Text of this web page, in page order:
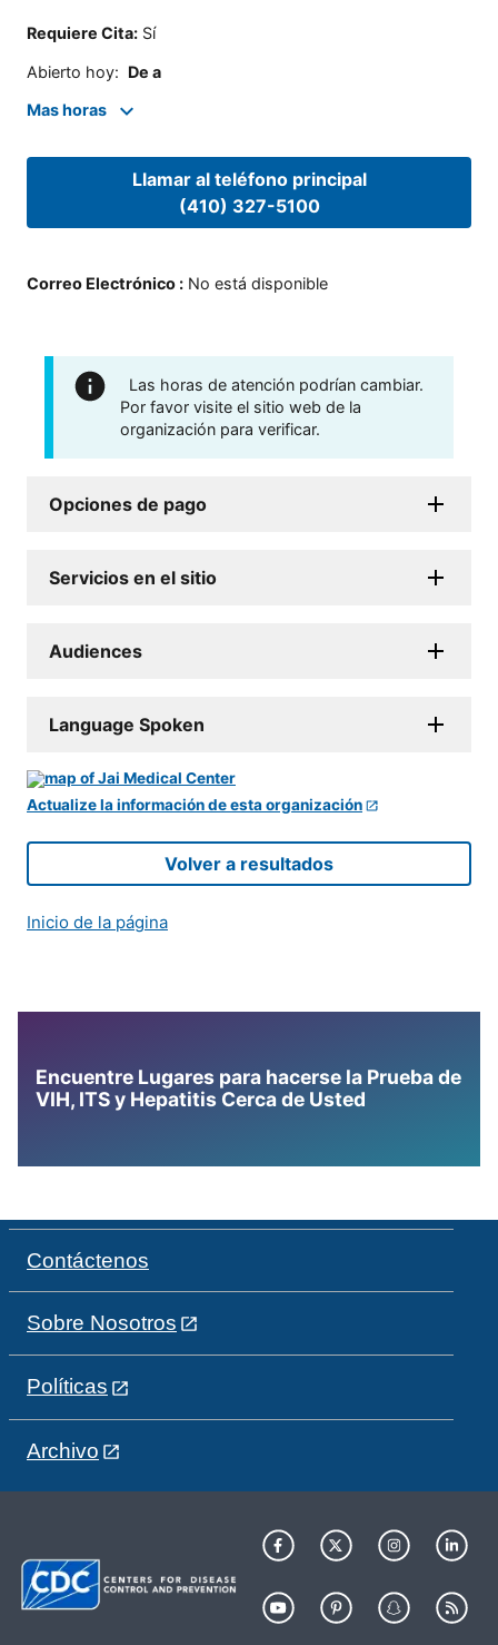
Requiere Cita: Sí
Abierto hoy: De a
Mas horas
Llamar al teléfono principal
(410) 327-5100
Correo Electrónico : No está disponible
Las horas de atención podrían cambiar.
Por favor visite el sitio web de la
organización para verificar.
Opciones de pago
Servicios en el sitio
Audiences
Language Spoken
Actualize la información de esta organización
Volver a resultados
Inicio de la página
Encuentre Lugares para hacerse la Prueba de
VIH, ITS y Hepatitis Cerca de Usted
Contáctenos
Sobre Nosotros
Políticas
Archivo